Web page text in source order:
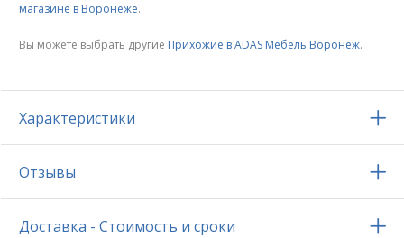
магазине в Воронеже.
Вы можете выбрать другие Прихожие в ADAS Мебель Воронеж.
Характеристики
Отзывы
Доставка - Стоимость и сроки